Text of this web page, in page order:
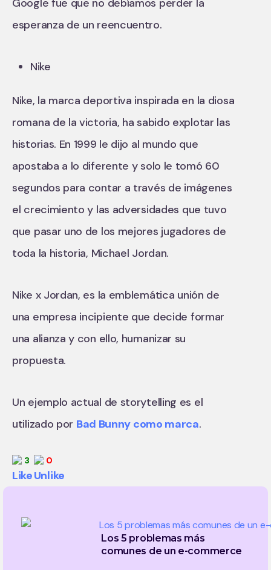
Google fue que no debíamos perder la
esperanza de un reencuentro.
Nike
Nike, la marca deportiva inspirada en la diosa
romana de la victoria, ha sabido explotar las
historias. En 1999 le dijo al mundo que
apostaba a lo diferente y solo le tomó 60
segundos para contar a través de imágenes
el crecimiento y las adversidades que tuvo
que pasar uno de los mejores jugadores de
toda la historia, Michael Jordan.
Nike x Jordan, es la emblemática unión de
una empresa incipiente que decide formar
una alianza y con ello, humanizar su
propuesta.
Un ejemplo actual de storytelling es el
utilizado por Bad Bunny como marca.
3 0
Los 5 problemas más
comunes de un e-commerce